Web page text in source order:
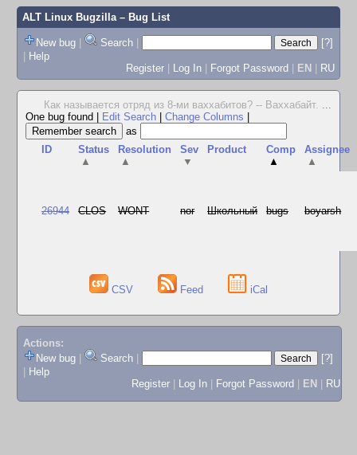
ALT Linux Bugzilla– Bug List
New bug | Search |
[?]
| Help
Register | Log In | Forgot Password | EN | RU
Как называется отряд из 8-ми ваххабитов? -- Ваххабайт. ...
One bug found
Edit Search Change Columns
as
ID
Status
▲
Resolution
▲
Sev
▼
Product
Comp
▲
Assignee
▲
26944 CLOS WONT nor Школьный bugs boyarsh
CSV Feed iCal
Actions:
New bug
Search
[?]
Help
Register
Log In Forgot Password EN RU